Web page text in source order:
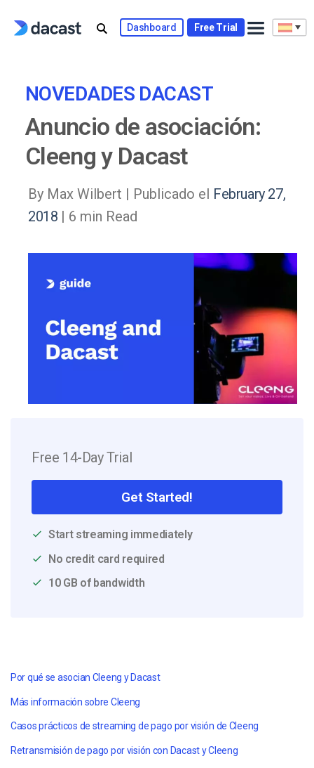
Dashboard Free Trial
NOVEDADES DACAST
Anuncio de asociación:
Cleeng y Dacast
By Max Wilbert | Publicado el February 27,
2018 | 6 min Read
Free 14-Day Trial
Get Started!
Start streaming immediately
No credit card required
10 GB of bandwidth
Por qué se asocian Cleeng y Dacast
Más información sobre Cleeng
Casos prácticos de streaming de pago por visión de Cleeng
Retransmisión de pago por visión con Dacast y Cleeng